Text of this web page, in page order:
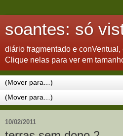
soantes: só
diário fragmentado e
Clique nelas para ver em
10/02/2011